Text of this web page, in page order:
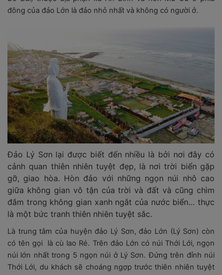
đông của đảo Lớn là đảo nhỏ nhất và không có người ở.
Đảo Lý Sơn lại được biết đến nhiều là bởi nơi đây có
cảnh quan thiên nhiên tuyệt đẹp, là nơi trời biển gặp
gỡ, giao hòa. Hòn đảo với những ngọn núi nhô cao
giữa không gian vô tận của trời và đất và cũng chìm
đắm trong không gian xanh ngắt của nước biển… thực
là một bức tranh thiên nhiên tuyệt sắc.
Là trung tâm của huyện đảo Lý Sơn, đảo Lớn (Lý Sơn) còn
có tên gọi là cù lao Ré. Trên đảo Lớn có núi Thới Lới, ngọn
núi lớn nhất trong 5 ngọn núi ở Lý Sơn. Đứng trên đỉnh núi
Thới Lới, du khách sẽ choáng ngợp trước thiên nhiên tuyệt